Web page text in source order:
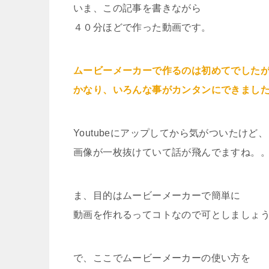
いま、この記事を書きながら
４０分ほどで作った動画です。
ムービーメーカーで作るのは初めてでした
かなり、いろんな事がカンタンにできました
Youtubeにアップしてから気がついたけど、
画像が一枚抜けていて話が飛んでますね。。
ま、目的はムービーメーカーで簡単に
動画を作れるってコトなので可としましょう
で、ここでムービーメーカーの使い方を